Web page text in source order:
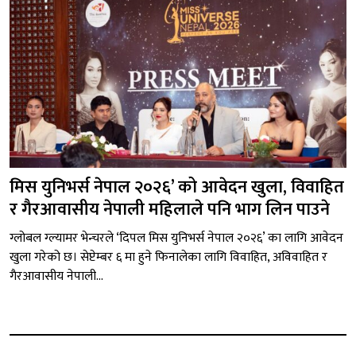
मिस युनिभर्स नेपाल २०२६’ को आवेदन खुला, विवाहित
र गैरआवासीय नेपाली महिलाले पनि भाग लिन पाउने
ग्लोबल ग्ल्यामर भेन्चरले ‘दिपल मिस युनिभर्स नेपाल २०२६’ का लागि आवेदन
खुला गरेको छ। सेप्टेम्बर ६ मा हुने फिनालेका लागि विवाहित, अविवाहित र
गैरआवासीय नेपाली...